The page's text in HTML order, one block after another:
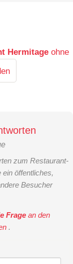
Hermitage ohne
zum Restaurant-
ein öffentliches,
Besucher
Frage an den
.